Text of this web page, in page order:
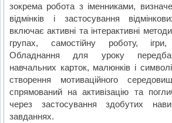
зокрема робота з іменниками,
відмінків і застосування
включає активні та інтерактивні
групах, самостійну роботу, ігри,
Обладнання для уроку
навчальних карток, малюнків і
створення мотиваційного
спрямований на активізацію та
через застосування здобутих
завданнях.